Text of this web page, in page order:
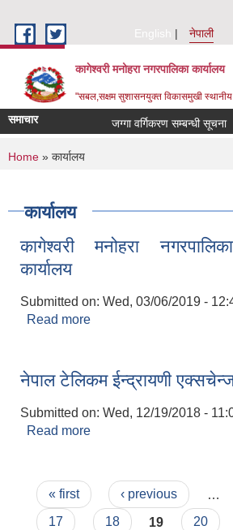
English
नेपाली
कागेश्वरी मनोहरा नगरपालिका कार्यालय
"सबल,सक्षम सुशासनयुक्त विकासमुखी
समाचार जग्गा वर्गिकरण सम्बन्धी सूचना
You are here
Home » कार्यालय
कार्यालय
कागेश्वरी मनोहरा
कार्यालय
Submitted on: Wed, 03/06/2019 -
Read more
नेपाल टेलिकम ईन्द्रायणी
Submitted on: Wed, 12/19/2018 -
Read more
Pages
« first ‹ previous
17
18 19 20